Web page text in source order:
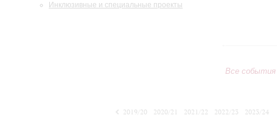
Инклюзивные и специальные проекты
Все события
2019/20
2020/21 2021/22 2022/23
2023/24